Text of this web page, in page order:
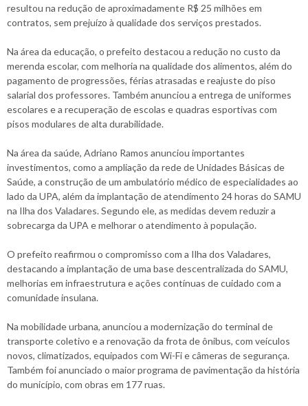
resultou na redução de aproximadamente R$ 25 milhões em
contratos, sem prejuízo à qualidade dos serviços prestados.
Na área da educação, o prefeito destacou a redução no custo da
merenda escolar, com melhoria na qualidade dos alimentos, além do
pagamento de progressões, férias atrasadas e reajuste do piso
salarial dos professores. Também anunciou a entrega de uniformes
escolares e a recuperação de escolas e quadras esportivas com
pisos modulares de alta durabilidade.
Na área da saúde, Adriano Ramos anunciou importantes
investimentos, como a ampliação da rede de Unidades Básicas de
Saúde, a construção de um ambulatório médico de especialidades ao
lado da UPA, além da implantação de atendimento 24 horas do SAMU
na Ilha dos Valadares. Segundo ele, as medidas devem reduzir a
sobrecarga da UPA e melhorar o atendimento à população.
O prefeito reafirmou o compromisso com a Ilha dos Valadares,
destacando a implantação de uma base descentralizada do SAMU,
melhorias em infraestrutura e ações contínuas de cuidado com a
comunidade insulana.
Na mobilidade urbana, anunciou a modernização do terminal de
transporte coletivo e a renovação da frota de ônibus, com veículos
novos, climatizados, equipados com Wi-Fi e câmeras de segurança.
Também foi anunciado o maior programa de pavimentação da história
do município, com obras em 177 ruas.